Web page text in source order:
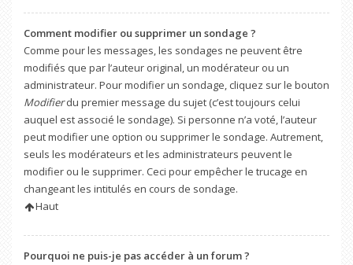
Comment modifier ou supprimer un sondage ?
Comme pour les messages, les sondages ne peuvent être
modifiés que par l’auteur original, un modérateur ou un
administrateur. Pour modifier un sondage, cliquez sur le bouton
Modifierdu premier message du sujet (c’est toujours celui
auquel est associé le sondage). Si personne n’a voté, l’auteur
peut modifier une option ou supprimer le sondage. Autrement,
seuls les modérateurs et les administrateurs peuvent le
modifier ou le supprimer. Ceci pour empêcher le trucage en
changeant les intitulés en cours de sondage.
Haut
Pourquoi ne puis-je pas accéder à un forum ?